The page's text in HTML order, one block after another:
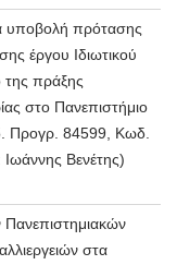
υποβολή πρότασης
έργου Ιδιωτικού
της πράξης
στο Πανεπιστήμιο
Προγρ. 84599, Κωδ.
Βενέτης)
στα